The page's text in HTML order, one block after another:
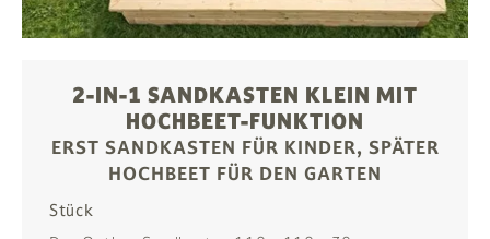
2-IN-1 SANDKASTEN KLEIN MIT
HOCHBEET-FUNKTION
ERST SANDKASTEN FÜR KINDER, SPÄTER
HOCHBEET FÜR DEN GARTEN
Stück